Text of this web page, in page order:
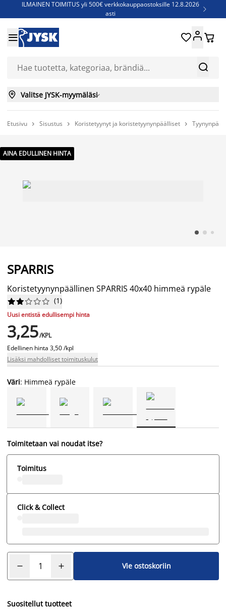
ILMAINEN TOIMITUS yli 500€ verkkokauppaostoksille 12.8.2026
asti

Jenkkisänkyjä - Säästä jopa 60%


 
 Valitse JYSK-myymäläsi
Etusivu  Sisustus  Koristetyynyt ja koristetyynynpäälliset 
AINA EDULLINEN HINTA
SPARRIS
Koristetyynynpäällinen SPARRIS 40x40 himmeä rypäle





 (1)
Uusi entistä edullisempi hinta
3,25/KPL
Edellinen hinta 3,50 /kpl
Lisäksi mahdolliset toimituskulut
Väri: Himmeä rypäle
Toimitetaan vai noudat itse?
Toimitus
Click & Collect
Vie ostoskoriin
Suositellut tuotteet